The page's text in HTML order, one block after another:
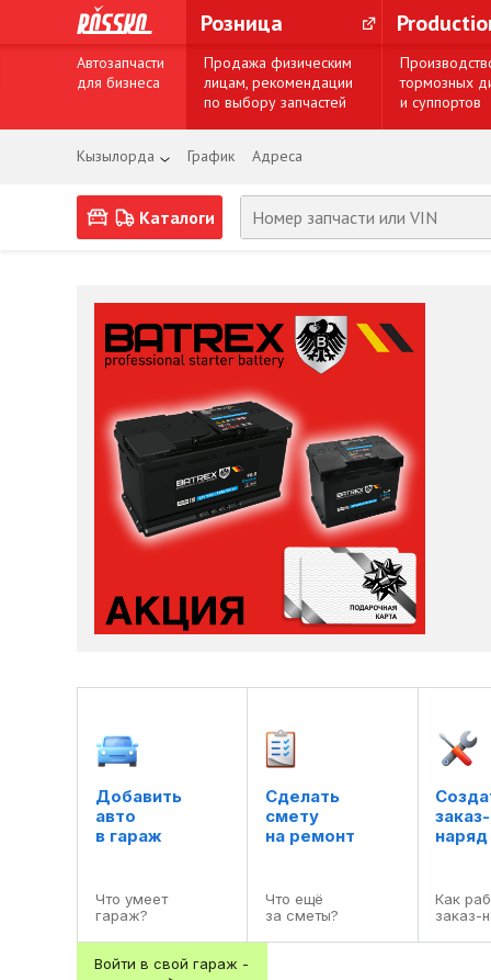
Розница
Автозапчасти
для бизнеса
Продажа физическим
лицам, рекомендации
по выбору запчастей
тормозных
и суппортов
Кызылорда График Адреса
Каталоги
Добавить
авто
в гараж
Что умеет
гараж?
Сделать
смету
на ремонт
Что ещё
за сметы?
заказ-
наряд
Как
заказ-
Войти в свой гараж -